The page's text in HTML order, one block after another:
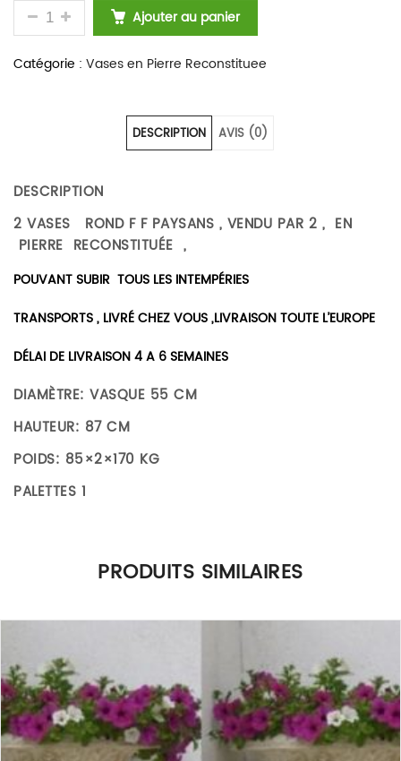
QUANTITÉ DE VASE ROND DE JARDIN EN PIERRE
Ajouter au panier
Catégorie : Vases en Pierre Reconstituee
DESCRIPTION AVIS (0)
DESCRIPTION
2 VASES ROND F F PAYSANS , VENDU PAR 2 , EN
PIERRE RECONSTITUÉE ,
POUVANT SUBIR TOUS LES INTEMPÉRIES
TRANSPORTS , LIVRÉ CHEZ VOUS ,LIVRAISON TOUTE L’EUROPE
DÉLAI DE LIVRAISON 4 A 6 SEMAINES
DIAMÈTRE: VASQUE 55 CM
HAUTEUR: 87 CM
POIDS: 85×2×170 KG
PALETTES 1
PRODUITS SIMILAIRES